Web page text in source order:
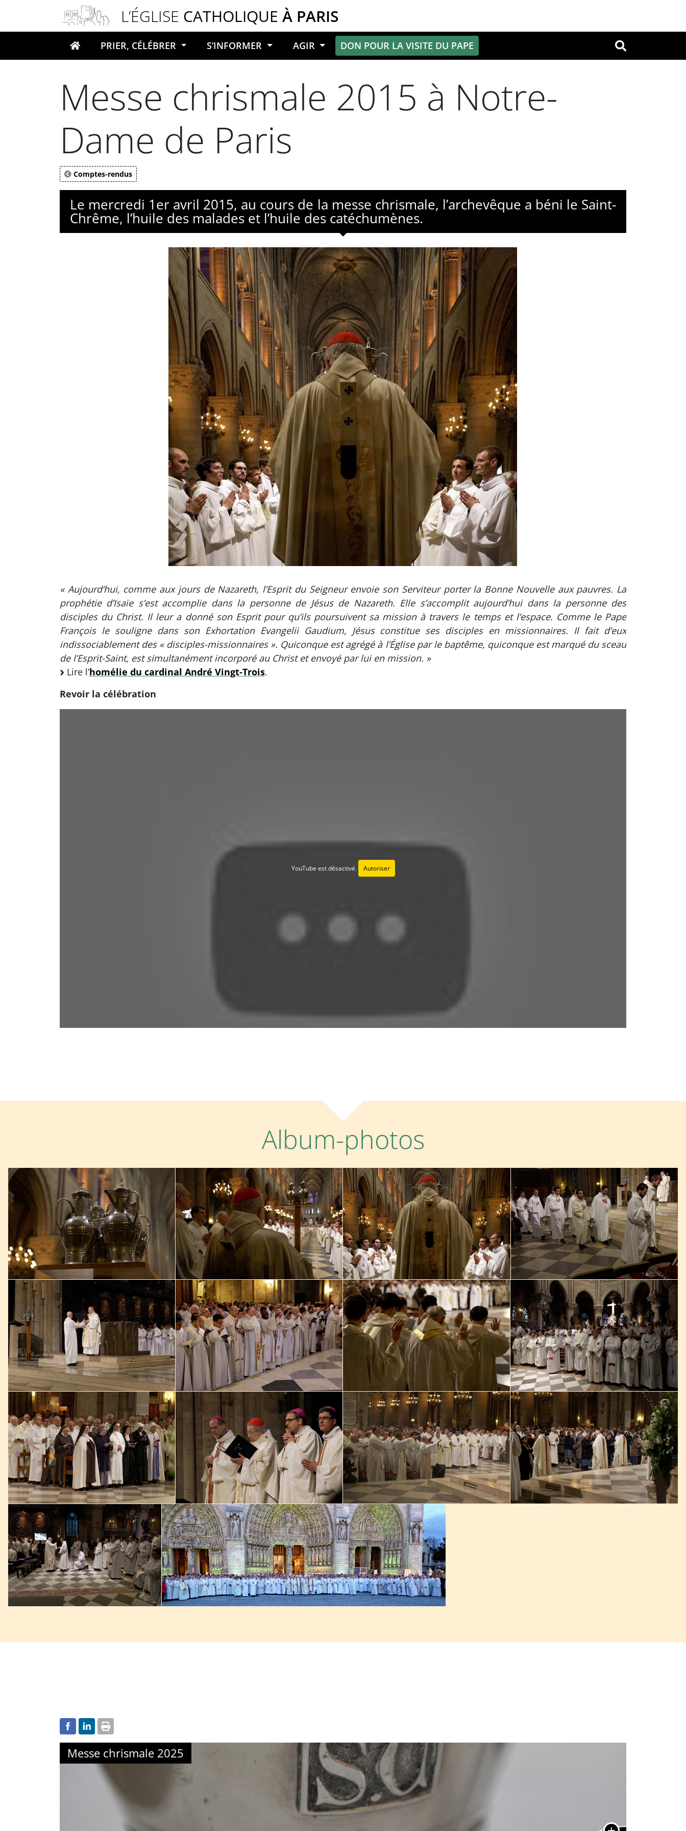
L’ÉGLISE CATHOLIQUE À PARIS
Votre recherche OK
PRIER, CÉLÉBRER S’INFORMER AGIR DON POUR LA VISITE DU PAPE
Messe chrismale 2015 à Notre-
Dame de Paris
Comptes-rendus
Le mercredi 1er avril 2015, au cours de la messe chrismale, l’archevêque a béni le Saint-
Chrême, l’huile des malades et l’huile des catéchumènes.
« Aujourd’hui, comme aux jours de Nazareth, l’Esprit du Seigneur envoie son Serviteur porter la Bonne Nouvelle aux pauvres. La
prophétie d’Isaïe s’est accomplie dans la personne de Jésus de Nazareth. Elle s’accomplit aujourd’hui dans la personne des
disciples du Christ. Il leur a donné son Esprit pour qu’ils poursuivent sa mission à travers le temps et l’espace. Comme le Pape
François le souligne dans son Exhortation Evangelii Gaudium, Jésus constitue ses disciples en missionnaires. Il fait d’eux
indissociablement des « disciples-missionnaires ». Quiconque est agrégé à l’Église par le baptême, quiconque est marqué du sceau
de l’Esprit-Saint, est simultanément incorporé au Christ et envoyé par lui en mission. »
Lire l’homélie du cardinal André Vingt-Trois.
Revoir la célébration
YouTube est désactivé. Autoriser
Album-photos
Messe chrismale 2025
Panneau de gestion des cookies